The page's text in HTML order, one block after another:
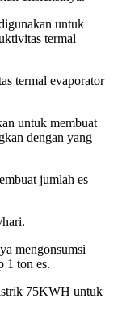
untuk
termal
termal evaporator
untuk membuat
dengan yang
jumlah es
mengonsumsi
1 ton es.
75KWH untuk